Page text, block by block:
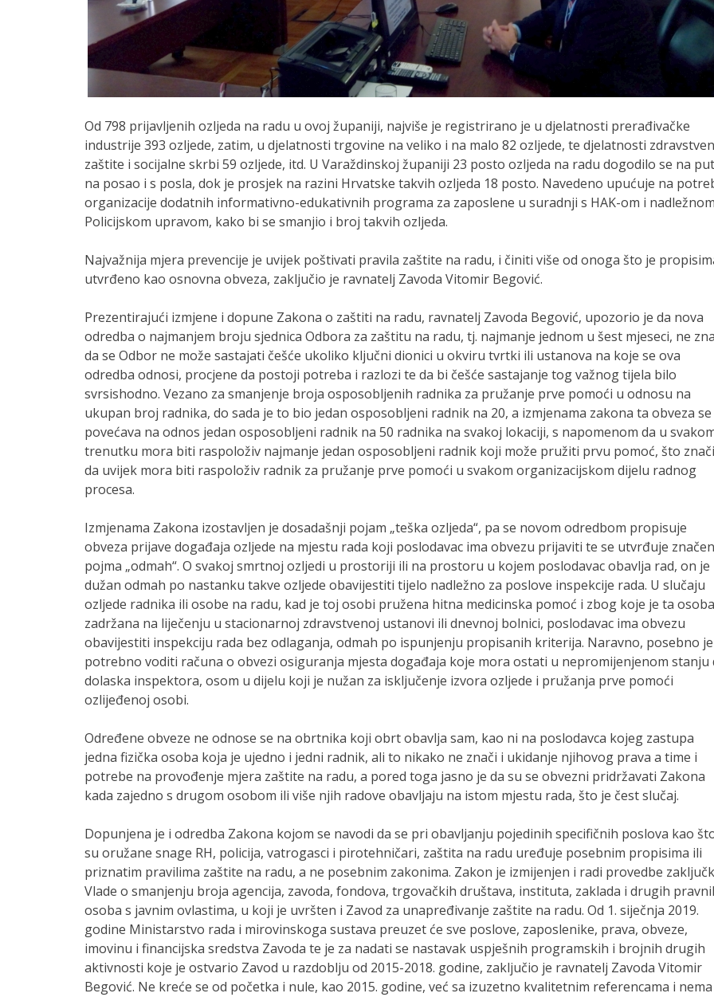
Od 798 prijavljenih ozljeda na radu u ovoj županiji, najviše je registrirano je u djelatnosti prerađivačke
industrije 393 ozljede, zatim, u djelatnosti trgovine na veliko i na malo 82 ozljede, te djelatnosti
zaštite i socijalne skrbi 59 ozljede, itd. U Varaždinskoj županiji 23 posto ozljeda na radu dogodilo se na
na posao i s posla, dok je prosjek na razini Hrvatske takvih ozljeda 18 posto. Navedeno upućuje na
organizacije dodatnih informativno-edukativnih programa za zaposlene u suradnji s HAK-om i nadležnom
Policijskom upravom, kako bi se smanjio i broj takvih ozljeda.
Najvažnija mjera prevencije je uvijek poštivati pravila zaštite na radu, i činiti više od onoga što je
utvrđeno kao osnovna obveza, zaključio je ravnatelj Zavoda Vitomir Begović.
Prezentirajući izmjene i dopune Zakona o zaštiti na radu, ravnatelj Zavoda Begović, upozorio je da nova
odredba o najmanjem broju sjednica Odbora za zaštitu na radu, tj. najmanje jednom u šest mjeseci, ne
da se Odbor ne može sastajati češće ukoliko ključni dionici u okviru tvrtki ili ustanova na koje se ova
odredba odnosi, procjene da postoji potreba i razlozi te da bi češće sastajanje tog važnog tijela bilo
svrsishodno. Vezano za smanjenje broja osposobljenih radnika za pružanje prve pomoći u odnosu na
ukupan broj radnika, do sada je to bio jedan osposobljeni radnik na 20, a izmjenama zakona ta obveza se
povećava na odnos jedan osposobljeni radnik na 50 radnika na svakoj lokaciji, s napomenom da u
trenutku mora biti raspoloživ najmanje jedan osposobljeni radnik koji može pružiti prvu pomoć, što znači
da uvijek mora biti raspoloživ radnik za pružanje prve pomoći u svakom organizacijskom dijelu radnog
procesa.
Izmjenama Zakona izostavljen je dosadašnji pojam „teška ozljeda“, pa se novom odredbom propisuje
obveza prijave događaja ozljede na mjestu rada koji poslodavac ima obvezu prijaviti te se utvrđuje
pojma „odmah“. O svakoj smrtnoj ozljedi u prostoriji ili na prostoru u kojem poslodavac obavlja rad, on je
dužan odmah po nastanku takve ozljede obavijestiti tijelo nadležno za poslove inspekcije rada. U slučaju
ozljede radnika ili osobe na radu, kad je toj osobi pružena hitna medicinska pomoć i zbog koje je ta osoba
zadržana na liječenju u stacionarnoj zdravstvenoj ustanovi ili dnevnoj bolnici, poslodavac ima obvezu
obavijestiti inspekciju rada bez odlaganja, odmah po ispunjenju propisanih kriterija. Naravno, posebno je
potrebno voditi računa o obvezi osiguranja mjesta događaja koje mora ostati u nepromijenjenom stanju
dolaska inspektora, osom u dijelu koji je nužan za isključenje izvora ozljede i pružanja prve pomoći
ozlijeđenoj osobi.
Određene obveze ne odnose se na obrtnika koji obrt obavlja sam, kao ni na poslodavca kojeg zastupa
jedna fizička osoba koja je ujedno i jedni radnik, ali to nikako ne znači i ukidanje njihovog prava a time i
potrebe na provođenje mjera zaštite na radu, a pored toga jasno je da su se obvezni pridržavati Zakona
kada zajedno s drugom osobom ili više njih radove obavljaju na istom mjestu rada, što je čest slučaj.
Dopunjena je i odredba Zakona kojom se navodi da se pri obavljanju pojedinih specifičnih poslova kao
su oružane snage RH, policija, vatrogasci i pirotehničari, zaštita na radu uređuje posebnim propisima ili
priznatim pravilima zaštite na radu, a ne posebnim zakonima. Zakon je izmijenjen i radi provedbe
Vlade o smanjenju broja agencija, zavoda, fondova, trgovačkih društava, instituta, zaklada i drugih
osoba s javnim ovlastima, u koji je uvršten i Zavod za unapređivanje zaštite na radu. Od 1. siječnja 2019.
godine Ministarstvo rada i mirovinskoga sustava preuzet će sve poslove, zaposlenike, prava, obveze,
imovinu i financijska sredstva Zavoda te je za nadati se nastavak uspješnih programskih i brojnih drugih
aktivnosti koje je ostvario Zavod u razdoblju od 2015-2018. godine, zaključio je ravnatelj Zavoda Vitomir
Begović. Ne kreće se od početka i nule, kao 2015. godine, već sa izuzetno kvalitetnim referencama i nema